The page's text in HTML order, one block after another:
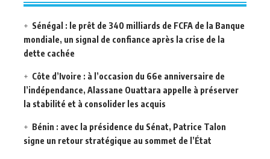
Sénégal : le prêt de 340 milliards de FCFA de la Banque
mondiale, un signal de confiance après la crise de la
dette cachée
Côte d’Ivoire : à l’occasion du 66e anniversaire de
l’indépendance, Alassane Ouattara appelle à préserver
la stabilité et à consolider les acquis
Bénin : avec la présidence du Sénat, Patrice Talon
signe un retour stratégique au sommet de l’État